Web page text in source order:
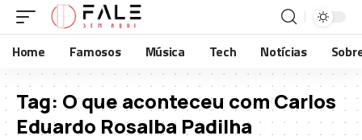
Home Famosos Música Tech Notícias
Tag: O que aconteceu com Carlos
Eduardo Rosalba Padilha